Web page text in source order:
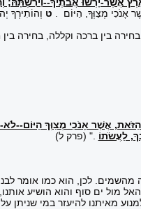
אָנֹכִי מְצַוְּךָ, הַיּוֹם ט וְהוֹתִירְךָ
ברכה וקללה, בחירה
הַזֹּאת, אֲשֶׁר אָנֹכִי מְצַוְּךָ הַיּוֹם--
לַעֲשֹׂתוֹ ." (פרק ל)
לכן, הוא כמו
מול ים סוף והוא הושיע
להיעזר במי שניתן